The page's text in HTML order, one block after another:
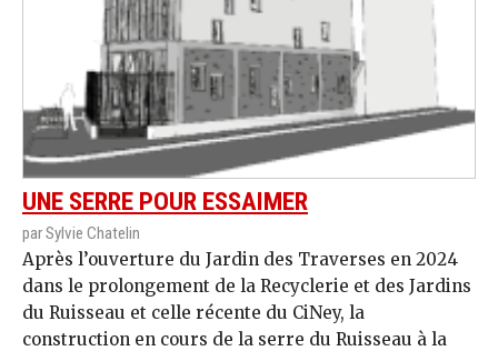
UNE SERRE POUR ESSAIMER
par Sylvie Chatelin
Après l’ouverture du Jardin des Traverses en 2024
dans le prolongement de la Recyclerie et des Jardins
du Ruisseau et celle récente du CiNey, la
construction en cours de la serre du Ruisseau à la